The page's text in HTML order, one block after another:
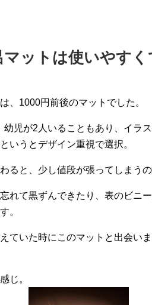
ットは使いやすく
、1000円前後のマットでした。
児が2人いることもあり、イラ
いうとデザイン重視で選択。
ると、少し値段が張ってしまう
れて黒ずんできたり、表のビニ
。
ていた時にこのマットと出会い
じ。